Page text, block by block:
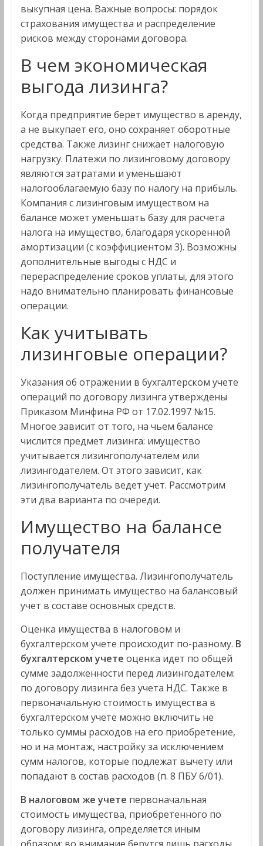
выкупная цена. Важные вопросы: порядок
страхования имущества и распределение
рисков между сторонами договора.
В чем экономическая
выгода лизинга?
Когда предприятие берет имущество в аренду,
а не выкупает его, оно сохраняет оборотные
средства. Также лизинг снижает налоговую
нагрузку. Платежи по лизинговому договору
являются затратами и уменьшают
налогооблагаемую базу по налогу на прибыль.
Компания с лизинговым имуществом на
балансе может уменьшать базу для расчета
налога на имущество, благодаря ускоренной
амортизации (с коэффициентом 3). Возможны
дополнительные выгоды с НДС и
перераспределение сроков уплаты, для этого
надо внимательно планировать финансовые
операции.
Как учитывать
лизинговые операции?
Указания об отражении в бухгалтерском учете
операций по договору лизинга утверждены
Приказом Минфина РФ от 17.02.1997 №15.
Многое зависит от того, на чьем балансе
числится предмет лизинга: имущество
учитывается лизингополучателем или
лизингодателем. От этого зависит, как
лизингополучатель ведет учет. Рассмотрим
эти два варианта по очереди.
Имущество на балансе
получателя
Поступление имущества. Лизингополучатель
должен принимать имущество на балансовый
учет в составе основных средств.
Оценка имущества в налоговом и
бухгалтерском учете происходит по-разному. В
бухгалтерском учете оценка идет по общей
сумме задолженности перед лизингодателем:
по договору лизинга без учета НДС. Также в
первоначальную стоимость имущества в
бухгалтерском учете можно включить не
только суммы расходов на его приобретение,
но и на монтаж, настройку за исключением
сумм налогов, которые подлежат вычету или
попадают в состав расходов (п. 8 ПБУ 6/01).
В налоговом же учете первоначальная
стоимость имущества, приобретенного по
договору лизинга, определяется иным